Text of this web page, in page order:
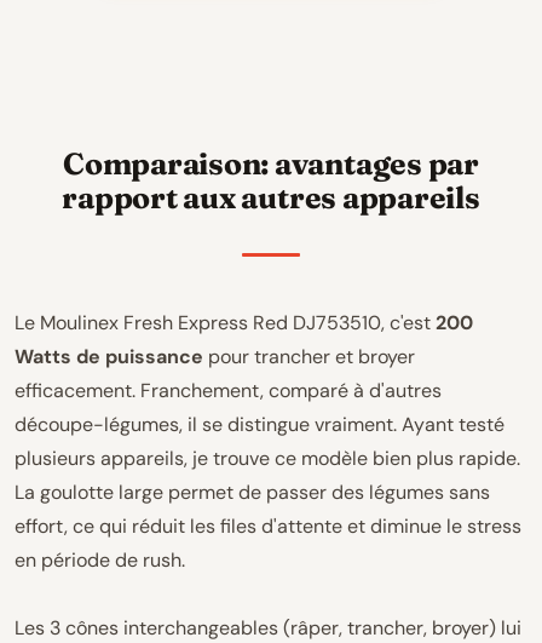
Comparaison: avantages par
rapport aux autres appareils
Le Moulinex Fresh Express Red DJ753510, c'est200
Watts de puissance pour trancher et broyer
efficacement. Franchement, comparé à d'autres
découpe-légumes, il se distingue vraiment. Ayant testé
plusieurs appareils, je trouve ce modèle bien plus rapide.
La goulotte large permet de passer des légumes sans
effort, ce qui réduit les files d'attente et diminue le stress
en période de rush.
Les 3 cônes interchangeables (râper, trancher, broyer) lui